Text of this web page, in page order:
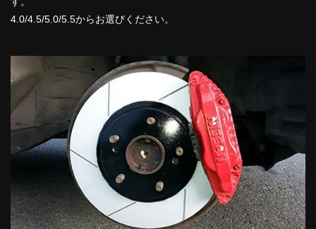
4.0/4.5/5.0/5.5からお選びください。